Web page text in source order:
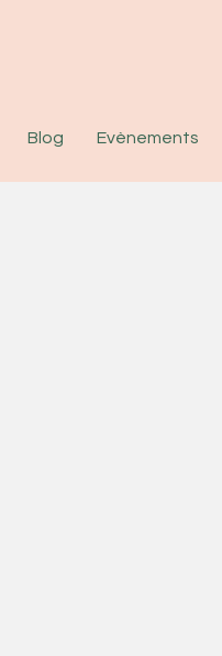
Blog Evènements